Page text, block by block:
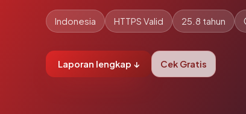
Indonesia HTTPS Valid 25.8 tahun
Laporan lengkap ↓ Cek Gratis